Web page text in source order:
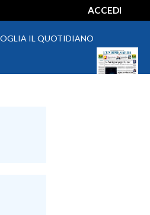
ACCEDI
IL QUOTIDIANO